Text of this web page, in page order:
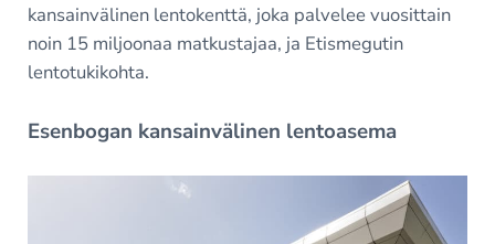
kansainvälinen lentokenttä, joka palvelee vuosittain
noin 15 miljoonaa matkustajaa, ja Etismegutin
lentotukikohta.
Esenbogan kansainvälinen lentoasema